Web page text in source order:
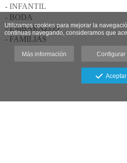
- INFANTIL
- BODA
- EMBARAZOS
- FAMILIAS
Utilizamos cookies para mejorar la
continuas navegando, consideramos que
Más información Configurar
Aceptar